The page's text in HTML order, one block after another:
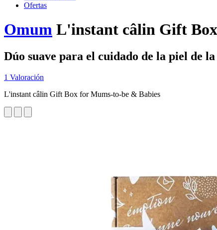
Ofertas
Omum L'instant câlin Gift
Dúo suave para el cuidado de la piel de
1 Valoración
L'instant câlin Gift Box for Mums-to-be & Babies